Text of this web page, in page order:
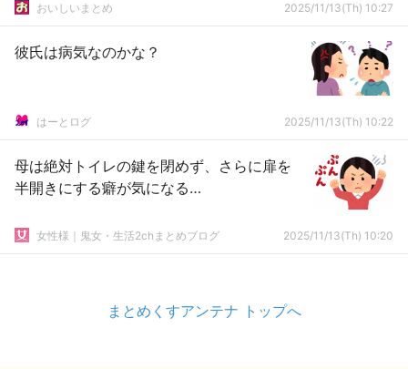
おいしいまとめ 2025/11/13(Th) 10:27
彼氏は病気なのかな？
はーとログ 2025/11/13(Th) 10:22
母は絶対トイレの鍵を閉めず、さらに扉を
半開きにする癖が気になる…
女性様｜鬼女・生活2chまとめブログ 2025/11/13(Th) 10:20
まとめくすアンテナ トップへ